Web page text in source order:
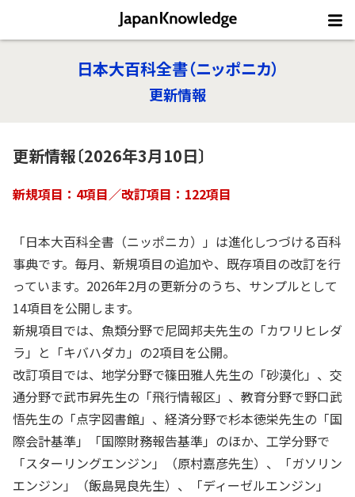
日本大百科全書（ニッポニカ）
更新情報
更新情報〔2026年3月10日〕
新規項目：4項目／改訂項目：122項目
「日本大百科全書（ニッポニカ）」は進化しつづける百科
事典です。毎月、新規項目の追加や、既存項目の改訂を行
っています。2026年2月の更新分のうち、サンプルとして
14項目を公開します。
新規項目では、魚類分野で尼岡邦夫先生の「カワリヒレダ
ラ」と「キバハダカ」の2項目を公開。
改訂項目では、地学分野で篠田雅人先生の「砂漠化」、交
通分野で武市昇先生の「飛行情報区」、教育分野で野口武
悟先生の「点字図書館」、経済分野で杉本徳栄先生の「国
際会計基準」「国際財務報告基準」のほか、工学分野で
「スターリングエンジン」（原村嘉彦先生）、「ガソリン
エンジン」（飯島晃良先生）、「ディーゼルエンジン」